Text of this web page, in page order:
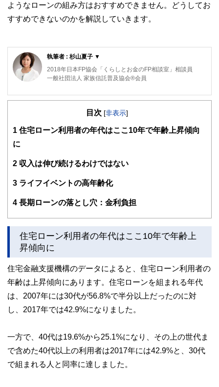
ようなローンの組み方はおすすめできません。どうしてお
すすめできないのかを解説していきます。
執筆者 : 杉山夏子 ▼
2018年日本FP協会「くらしとお金のFP相談室」相談員
一般社団法人 家族信託普及協会®会員
大学卒業後外資系IT企業にて金融機関のシステム営業に従
成から保全にいたる多くの知識と経験を駆使し、ファイナン
目次 [非表示]
1 住宅ローン利用者の年代はここ10年で年齢上昇傾向
に
2 収入は伸び続けるわけではない
3 ライフイベントの高年齢化
4 長期ローンの落とし穴：金利負担
住宅ローン利用者の年代はここ10年で年齢上
昇傾向に
住宅金融支援機構のデータによると、住宅ローン利用者の
年齢は上昇傾向にあります。住宅ローンを組まれる年代
は、2007年には30代が56.8%で半分以上だったのに対
し、2017年では42.9%になりました。
一方で、40代は19.6%から25.1%になり、その上の世代ま
で含めた40代以上の利用者は2017年には42.9%と、30代
で組まれる人と同率に達しました。